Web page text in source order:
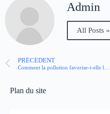
Admin
All Posts »
PRÉCÉDENT
Plan du site